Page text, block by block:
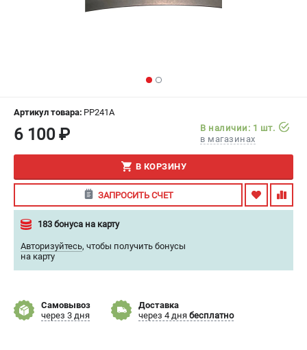
СЕРВИС
Сервисный центр
Правила обмена и возврата
ИНФОРМАЦИЯ
Способы оплаты
Артикул товара: PP241A
6 100 ₽
В наличии: 1 шт.
в магазинах
В КОРЗИНУ
ЗАПРОСИТЬ СЧЕТ
183 бонуса на карту
Авторизуйтесь, чтобы получить бонусы
на карту
Самовывоз
через 3 дня
Доставка
через 4 дня бесплатно